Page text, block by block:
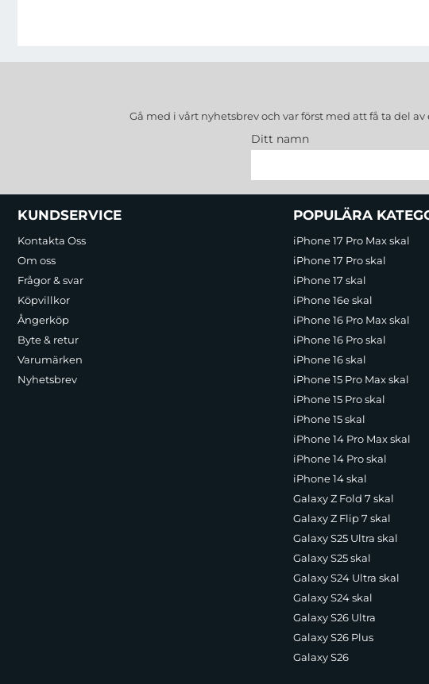
Gå med i vårt nyhetsbrev och var först med att få ta del
Ditt namn
Sidfot Blandad info och länkar
KUNDSERVICE
Kontakta Oss
Om oss
Frågor & svar
Köpvillkor
Ångerköp
Byte & retur
Varumärken
Nyhetsbrev
POPULÄRA
iPhone 17 Pro Max skal
iPhone 17 Pro skal
iPhone 17 skal
iPhone 16e skal
iPhone 16 Pro Max skal
iPhone 16 Pro skal
iPhone 16 skal
iPhone 15 Pro Max skal
iPhone 15 Pro skal
iPhone 15 skal
iPhone 14 Pro Max skal
iPhone 14 Pro skal
iPhone 14 skal
Galaxy Z Fold 7 skal
Galaxy Z Flip 7 skal
Galaxy S25 Ultra skal
Galaxy S25 skal
Galaxy S24 Ultra skal
Galaxy S24 skal
Galaxy S26 Ultra
Galaxy S26 Plus
Galaxy S26